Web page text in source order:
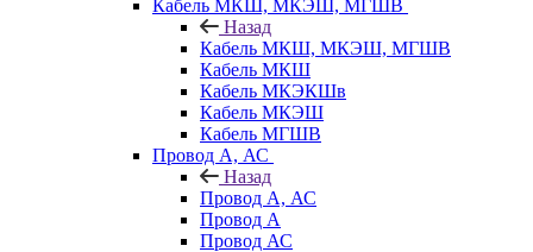
Кабель МКШ, МКЭШ, МГШВ
Назад
Кабель МКШ, МКЭШ, МГШВ
Кабель МКШ
Кабель МКЭКШв
Кабель МКЭШ
Кабель МГШВ
Провод А, АС
Назад
Провод А, АС
Провод А
Провод АС